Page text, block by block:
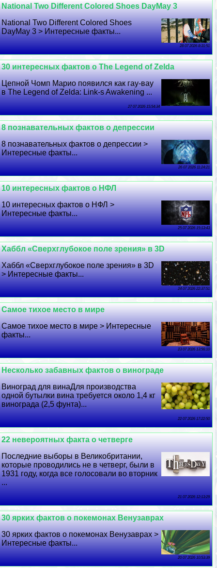
National Two Different Colored Shoes DayMay 3
National Two Different Colored Shoes
DayMay 3 > Интересные факты...
28 07 2026 8:31:51
30 интересных фактов о The Legend of Zelda
Цепной Чомп Марио появился как гау-вау
в The Legend of Zelda: Link-s Awakening ...
27 07 2026 15:54:34
8 познавательных фактов о депрессии
8 познавательных фактов о депрессии >
Интересные факты...
26 07 2026 11:24:21
10 интересных фактов о НФЛ
10 интересных фактов о НФЛ >
Интересные факты...
25 07 2026 15:13:43
Хаббл «Сверхглубокое поле зрения» в 3D
Хаббл «Сверхглубокое поле зрения» в 3D
> Интересные факты...
24 07 2026 22:37:51
Самое тихое место в мире
Самое тихое место в мире > Интересные
факты...
23 07 2026 13:56:10
Несколько забавных фактов о винограде
Виноград для винаДля производства
одной бутылки вина требуется около 1,4 кг
винограда (2,5 фунта)...
22 07 2026 17:22:50
22 невероятных факта о четверге
Последние выборы в Великобритании,
которые проводились не в четверг, были в
1931 году, когда все голосовали во вторник
...
21 07 2026 12:13:29
30 ярких фактов о покемонах Венузаврах
30 ярких фактов о покемонах Венузаврах >
Интересные факты...
20 07 2026 10:53:39